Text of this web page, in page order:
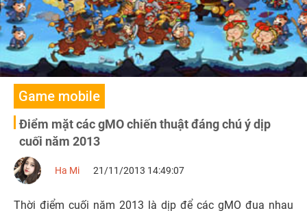
Game mobile
Điểm mặt các gMO chiến thuật đáng chú ý dịp
cuối năm 2013
Ha Mi 21/11/2013 14:49:07
Thời điểm cuối năm 2013 là dịp để các gMO đua nhau